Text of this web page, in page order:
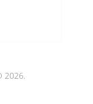
2026.